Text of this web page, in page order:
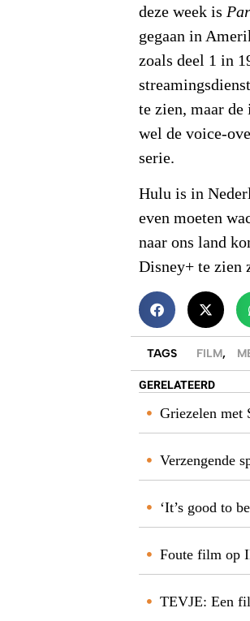
deze week is
gegaan in
zoals deel 1 in
te zien, maar
wel de voice-
serie.
Hulu is in
even moeten
naar ons land
Disney+ te zien
TAGS FILM,
GERELATEERD
Griezelen met
Verzengende
‘It’s good to
Foute film op
TEVJE: Een